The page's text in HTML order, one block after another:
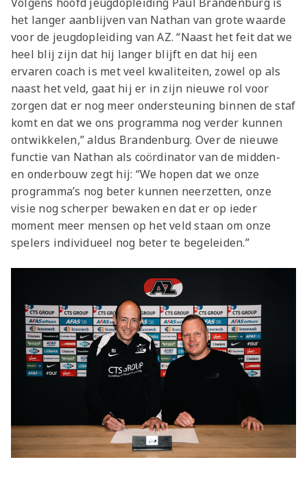
het langer aanblijven van Nathan van grote waarde
voor de jeugdopleiding van AZ. “Naast het feit dat we
heel blij zijn dat hij langer blijft en dat hij een
ervaren coach is met veel kwaliteiten, zowel op als
naast het veld, gaat hij er in zijn nieuwe rol voor
zorgen dat er nog meer ondersteuning binnen de staf
komt en dat we ons programma nog verder kunnen
ontwikkelen,” aldus Brandenburg. Over de nieuwe
functie van Nathan als coördinator van de midden-
en onderbouw zegt hij: “We hopen dat we onze
programma’s nog beter kunnen neerzetten, onze
visie nog scherper bewaken en dat er op ieder
moment meer mensen op het veld staan om onze
spelers individueel nog beter te begeleiden.”